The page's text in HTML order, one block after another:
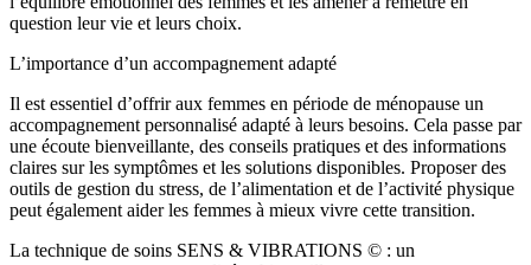
question leur vie et leurs choix.
L’importance d’un accompagnement adapté
Il est essentiel d’offrir aux femmes en période de ménopause un
accompagnement personnalisé adapté à leurs besoins. Cela passe par
une écoute bienveillante, des conseils pratiques et des informations
claires sur les symptômes et les solutions disponibles. Proposer des
outils de gestion du stress, de l’alimentation et de l’activité physique
peut également aider les femmes à mieux vivre cette transition.
La technique de soins SENS & VIBRATIONS © : un